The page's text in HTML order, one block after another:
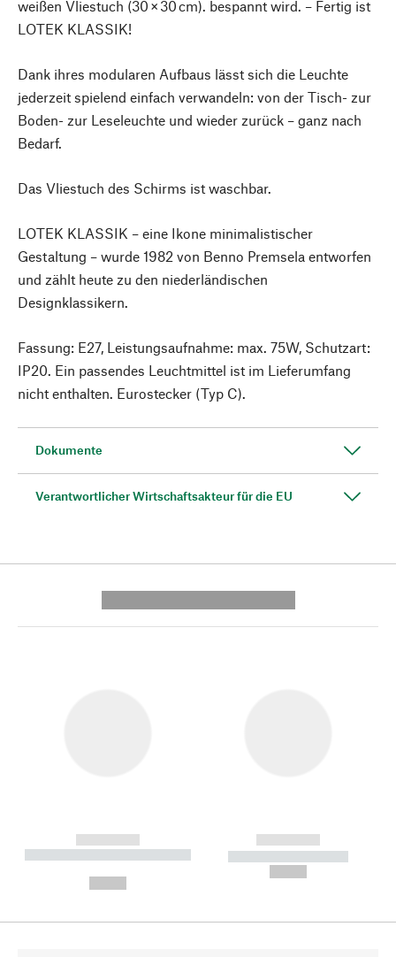
weißen Vliestuch (30 × 30 cm). bespannt wird. – Fertig ist
LOTEK KLASSIK!
Dank ihres modularen Aufbaus lässt sich die Leuchte
jederzeit spielend einfach verwandeln: von der Tisch- zur
Boden- zur Leseleuchte und wieder zurück – ganz nach
Bedarf.
Das Vliestuch des Schirms ist waschbar.
LOTEK KLASSIK – eine Ikone minimalistischer
Gestaltung – wurde 1982 von Benno Premsela entworfen
und zählt heute zu den niederländischen
Designklassikern.
Fassung: E27, Leistungsaufnahme: max. 75W, Schutzart:
IP20. Ein passendes Leuchtmittel ist im Lieferumfang
nicht enthalten. Eurostecker (Typ C).
Dokumente
Verantwortlicher Wirtschaftsakteur für die EU
------------
----------- ----------- --------
------------
----------- -----------